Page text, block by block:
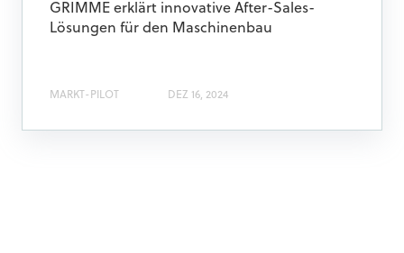
GRIMME erklärt innovative After-Sales-
Lösungen für den Maschinenbau
MARKT-PILOT DEZ 16, 2024